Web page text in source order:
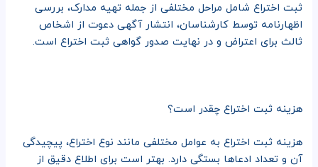
ثبت اختراع شامل مراحل مختلفی از جمله تهیه مدارک، بررسی
اظهارنامه توسط کارشناسان، انتشار آگهی دعوت از اشخاص
ثالث برای اعتراض و در نهایت صدور گواهی ثبت اختراع است.
هزینه ثبت اختراع چقدر است؟
هزینه ثبت اختراع به عوامل مختلفی مانند نوع اختراع، پیچیدگی
آن و تعداد ادعاها بستگی دارد. بهتر است برای اطلاع دقیق از